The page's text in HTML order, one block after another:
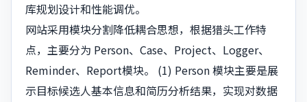
库规划设计和性能调优。
网站采用模块分割降低耦合思想，根据猎头工作特
点，主要分为 Person、Case、Project、Logger、
Reminder、Report模块。 (1) Person 模块主要是展
示目标候选人基本信息和简历分析结果，实现对数据